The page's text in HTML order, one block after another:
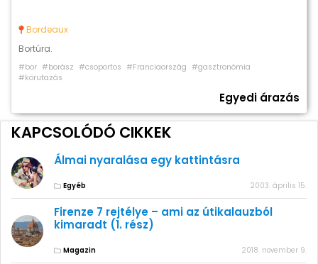
Bordeaux
Bortúra.
#bor #borász #csoportos #Franciaország #gasztronómia
#körutazás
Egyedi árazás
KAPCSOLÓDÓ CIKKEK
Álmai nyaralása egy kattintásra
Egyéb 2003. április 15.
Firenze 7 rejtélye – ami az útikalauzból
kimaradt (1. rész)
Magazin 2018. november 9.